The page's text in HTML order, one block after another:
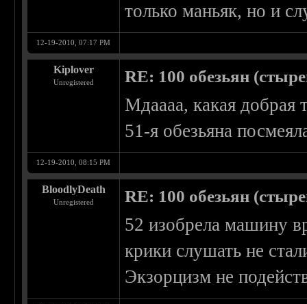
только маньяк, но и
12-19-2010, 07:17 PM
Kiplover
Unregistered RE: 100 обезьян
Мдаааа, какая добрая
51-я обезьяна
12-19-2010, 08:15 PM
BloodlyDeath
Unregistered RE: 100 обезьян
52 изобрела машину
крики слушать не
Экзорцизм не